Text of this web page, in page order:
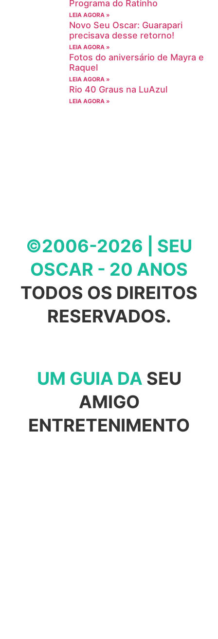
Programa do Ratinho
LEIA AGORA »
Novo Seu Oscar: Guarapari
precisava desse retorno!
LEIA AGORA »
Fotos do aniversário de Mayra e
Raquel
LEIA AGORA »
Rio 40 Graus na LuAzul
LEIA AGORA »
©2006-2026 | SEU
OSCAR - 20 ANOS
TODOS OS DIREITOS
RESERVADOS.
UM GUIA DA SEU
AMIGO
ENTRETENIMENTO